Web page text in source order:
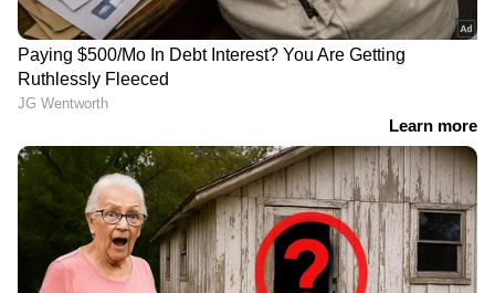
ഇന്ത്യന്‍ വിദ്യാര്‍ത്ഥികളുടെ അപേക്ഷകളില്‍
സാമ്പത്തിക രേഖകളും പഠിക്കാനുള്ള
കൃത്യമായ ഉദ്ദേശ്യവും ഇമിഗ്രേഷന്‍ വിഭാഗം